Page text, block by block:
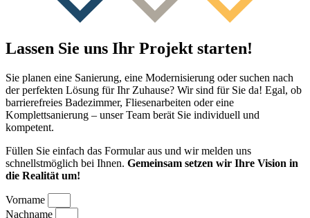
Lassen Sie uns Ihr Projekt starten!
Sie planen eine Sanierung, eine Modernisierung oder suchen nach
der perfekten Lösung für Ihr Zuhause? Wir sind für Sie da! Egal, ob
barrierefreies Badezimmer, Fliesenarbeiten oder eine
Komplettsanierung – unser Team berät Sie individuell und
kompetent.
Füllen Sie einfach das Formular aus und wir melden uns
schnellstmöglich bei Ihnen. Gemeinsam setzen wir Ihre Vision in
die Realität um!
Vorname
Nachname